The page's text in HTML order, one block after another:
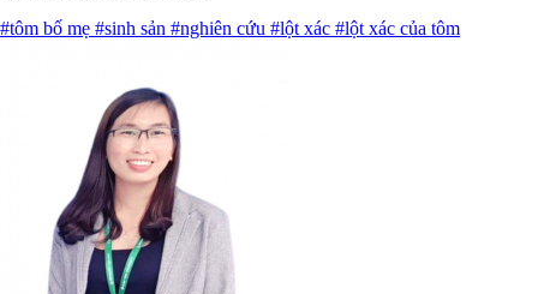
#tôm bố mẹ #sinh sản #nghiên cứu #lột xác #lột xác của tôm